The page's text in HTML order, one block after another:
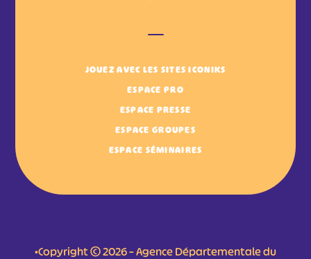
JOUEZ AVEC LES SITES ICONIKS
ESPACE PRO
ESPACE PRESSE
ESPACE GROUPES
ESPACE SÉMINAIRES
•Copyright © 2026 – Agence Départementale du